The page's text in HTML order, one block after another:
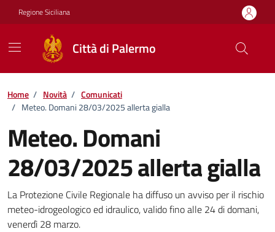
Vai ai contenuti
Vai al footer
Regione Siciliana
Città di Palermo
Home / Novità / Comunicati
/ Meteo. Domani 28/03/2025 allerta gialla
Meteo. Domani
28/03/2025 allerta gialla
Dettagli della notizia
La Protezione Civile Regionale ha diffuso un avviso per il rischio
meteo-idrogeologico ed idraulico, valido fino alle 24 di domani,
venerdì 28 marzo.